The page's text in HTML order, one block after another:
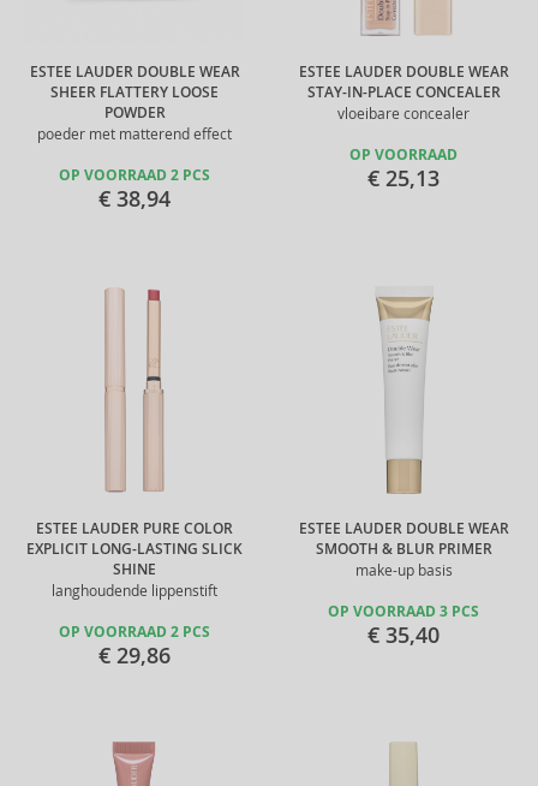
ESTEE LAUDER DOUBLE WEAR
SHEER FLATTERY LOOSE
POWDER
poeder met matterend effect
OP VOORRAAD 2 PCS
€ 38,94
ESTEE LAUDER DOUBLE WEAR
STAY-IN-PLACE CONCEALER
vloeibare concealer
OP VOORRAAD
€ 25,13
ESTEE LAUDER PURE COLOR
EXPLICIT LONG-LASTING SLICK
SHINE
langhoudende lippenstift
OP VOORRAAD 2 PCS
€ 29,86
ESTEE LAUDER DOUBLE WEAR
SMOOTH & BLUR PRIMER
make-up basis
OP VOORRAAD 3 PCS
€ 35,40